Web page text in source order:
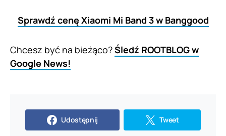
Sprawdź cenę Xiaomi Mi Band 3 w Banggood
Chcesz być na bieżąco?Śledź ROOTBLOG w
Google News!
Udostępnij Tweet